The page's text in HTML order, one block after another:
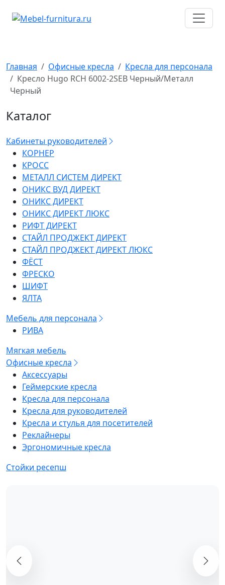
Главная Офисные кресла
Кресла для персонала
Кресло Hugo RCH 6002-2SEB Черный/Металл
Черный
Каталог
Кабинеты руководителей
КОРНЕР
КРОСС
МЕТАЛЛ СИСТЕМ ДИРЕКТ
ОНИКС ВУД ДИРЕКТ
ОНИКС ДИРЕКТ
ОНИКС ДИРЕКТ ЛЮКС
РИФТ ДИРЕКТ
СТАЙЛ ПРОДЖЕКТ ДИРЕКТ
СТАЙЛ ПРОДЖЕКТ ДИРЕКТ ЛЮКС
ФЁСТ
ФРЕСКО
ШИФТ
ЯЛТА
Мебель для персонала
РИВА
Мягкая мебель
Офисные кресла
Аксессуары
Геймерские кресла
Кресла для персонала
Кресла для руководителей
Кресла и стулья для посетителей
Реклайнеры
Эргономичные кресла
Стойки ресепш